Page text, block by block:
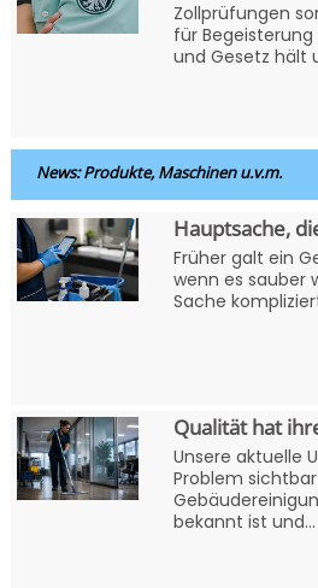
Zollprüfungen
für
und Gesetz hält
News: Produkte, Maschinen u.v.m.
Hauptsache,
Früher galt ein
wenn es sauber
Sache
Qualität hat
Unsere aktuelle
Problem
bekannt ist und...